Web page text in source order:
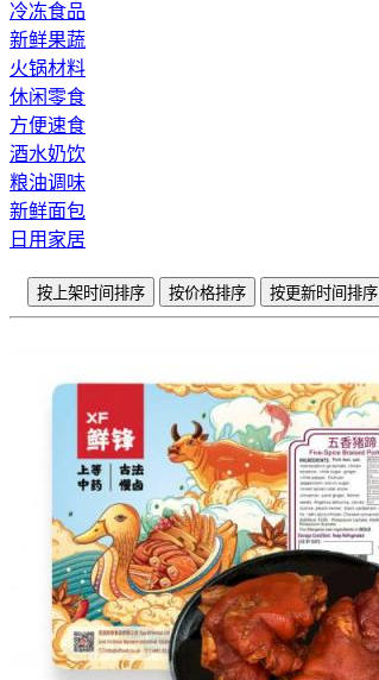
冷冻食品
新鲜果蔬
火锅材料
休闲零食
方便速食
酒水奶饮
粮油调味
新鲜面包
日用家居
按上架时间排序 按价格排序 按更新时间排序